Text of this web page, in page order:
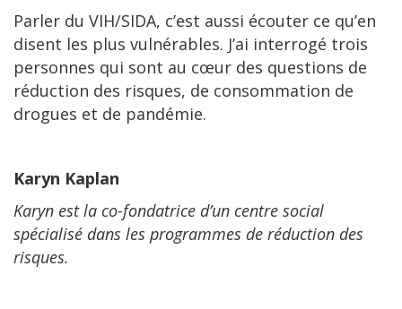
Parler du VIH/SIDA, c’est aussi écouter ce qu’en
disent les plus vulnérables. J’ai interrogé trois
personnes qui sont au cœur des questions de
réduction des risques, de consommation de
drogues et de pandémie.
Karyn Kaplan
Karyn est la co-fondatrice d’un centre social
spécialisé dans les programmes de réduction des
risques.